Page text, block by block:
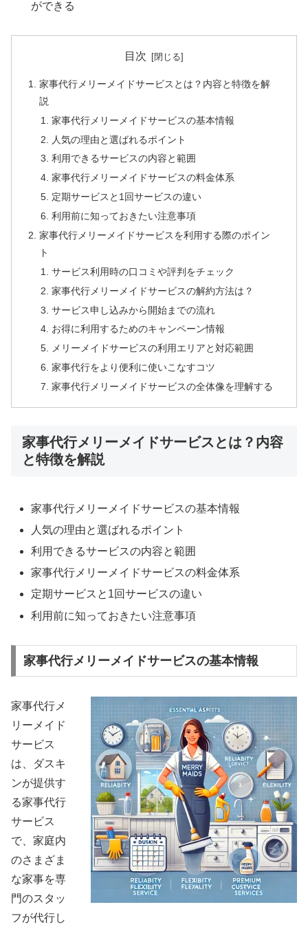
ができる
目次
家事代行メリーメイドサービスとは？内容と特徴を解
説
家事代行メリーメイドサービスの基本情報
人気の理由と選ばれるポイント
利用できるサービスの内容と範囲
家事代行メリーメイドサービスの料金体系
定期サービスと1回サービスの違い
利用前に知っておきたい注意事項
家事代行メリーメイドサービスを利用する際のポイン
ト
サービス利用時の口コミや評判をチェック
家事代行メリーメイドサービスの解約方法は？
サービス申し込みから開始までの流れ
お得に利用するためのキャンペーン情報
メリーメイドサービスの利用エリアと対応範囲
家事代行をより便利に使いこなすコツ
家事代行メリーメイドサービスの全体像を理解する
家事代行メリーメイドサービスとは？内容
と特徴を解説
家事代行メリーメイドサービスの基本情報
人気の理由と選ばれるポイント
利用できるサービスの内容と範囲
家事代行メリーメイドサービスの料金体系
定期サービスと1回サービスの違い
利用前に知っておきたい注意事項
家事代行メリーメイドサービスの基本情報
家事代行メ
リーメイド
サービス
は、ダスキ
ンが提供す
る家事代行
サービス
で、家庭内
のさまざま
な家事を専
門のスタッ
フが代行し